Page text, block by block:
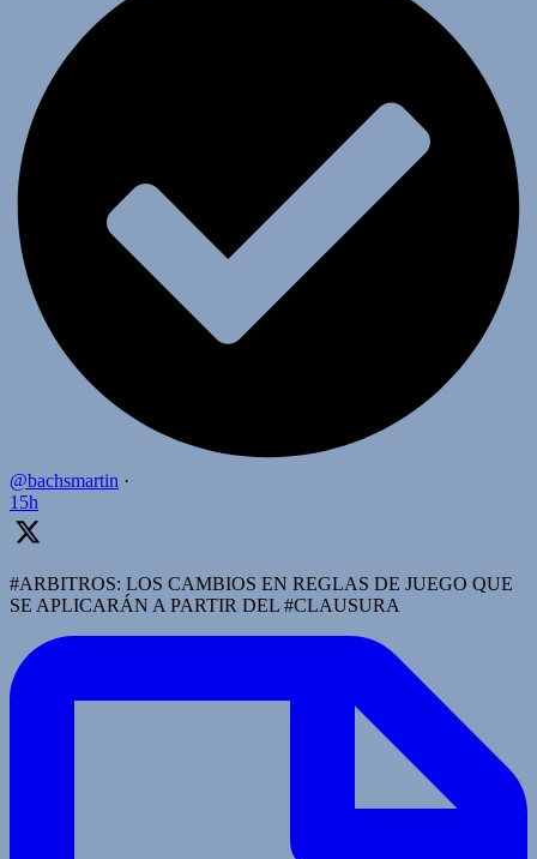
@bachsmartin ·
15h
#ARBITROS: LOS CAMBIOS EN REGLAS DE JUEGO QUE
SE APLICARÁN A PARTIR DEL #CLAUSURA